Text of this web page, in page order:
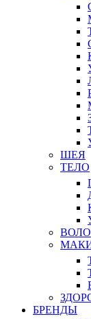
ШЕЯ
ТЕЛО
БРЕНДЫ